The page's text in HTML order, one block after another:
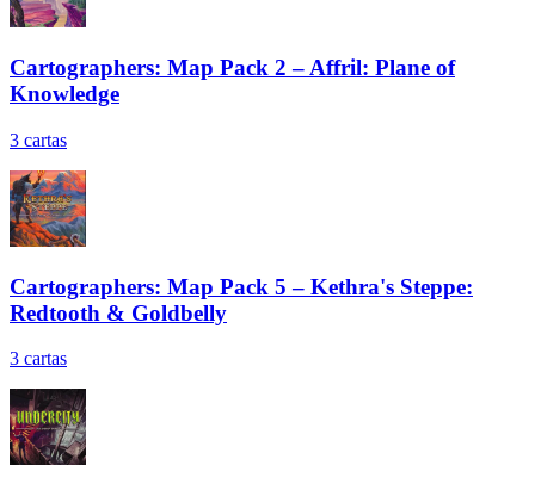
Cartographers: Map Pack 2 – Affril: Plane of
Knowledge
3 cartas
Cartographers: Map Pack 5 – Kethra's Steppe:
Redtooth & Goldbelly
3 cartas